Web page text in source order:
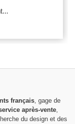
français, gage de
après-vente,
du design et des